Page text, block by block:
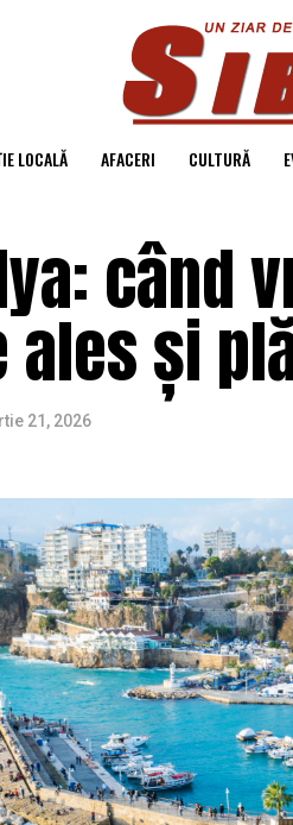
LOCALĂ AFACERI CULTURĂ
când
și
21, 2026